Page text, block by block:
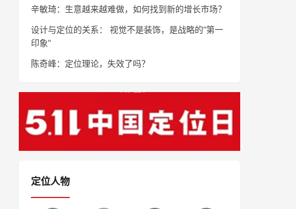
辛敏琦：生意越来越难做，如何找到新的增长市场？
设计与定位的关系： 视觉不是装饰，是战略的“第一
印象”
陈奇峰：定位理论，失效了吗？
定位人物